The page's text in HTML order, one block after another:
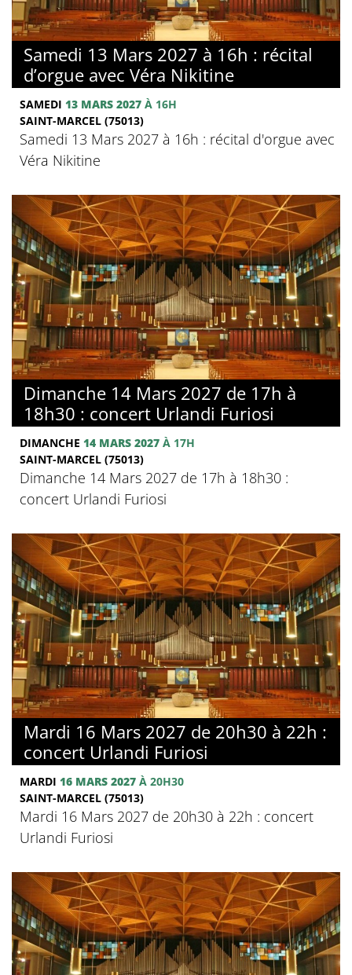
Samedi 13 Mars 2027 à 16h : récital
d’orgue avec Véra Nikitine
SAMEDI 13 MARS 2027 À 16H
SAINT-MARCEL (75013)
Samedi 13 Mars 2027 à 16h : récital d'orgue avec
Véra Nikitine
Dimanche 14 Mars 2027 de 17h à
18h30 : concert Urlandi Furiosi
DIMANCHE 14 MARS 2027 À 17H
SAINT-MARCEL (75013)
Dimanche 14 Mars 2027 de 17h à 18h30 :
concert Urlandi Furiosi
Mardi 16 Mars 2027 de 20h30 à 22h :
concert Urlandi Furiosi
MARDI 16 MARS 2027 À 20H30
SAINT-MARCEL (75013)
Mardi 16 Mars 2027 de 20h30 à 22h : concert
Urlandi Furiosi